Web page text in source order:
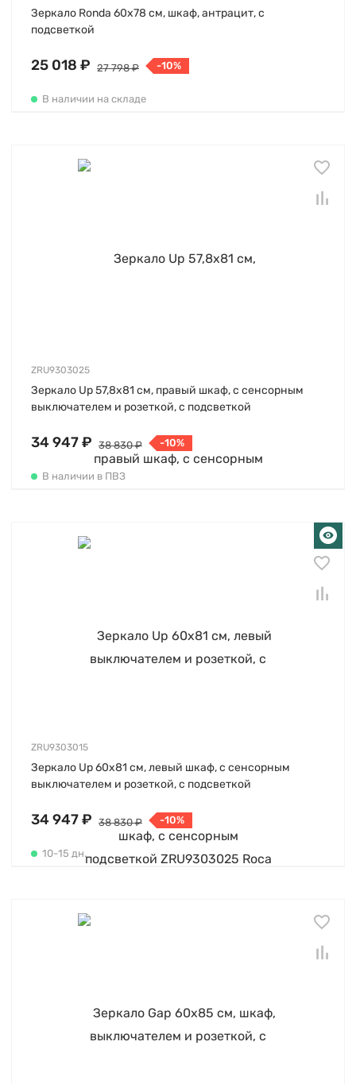
Зеркало Ronda 60х78 см, шкаф, антрацит, с
подсветкой
25 018 ₽ 27 798 ₽ -10%
В наличии на складе
ZRU9303025
Зеркало Up 57,8х81 см, правый шкаф, с сенсорным
выключателем и розеткой, с подсветкой
34 947 ₽ 38 830 ₽ -10%
В наличии в ПВЗ
ZRU9303015
Зеркало Up 60х81 см, левый шкаф, с сенсорным
выключателем и розеткой, с подсветкой
34 947 ₽ 38 830 ₽ -10%
10-15 дн.